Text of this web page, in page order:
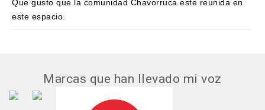
Que gusto que la comunidad Chavorruca este reunida en
este espacio.
Marcas que han llevado mi voz